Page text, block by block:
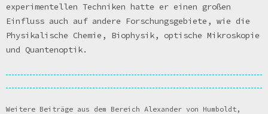
experimentellen Techniken hatte er einen großen
Einfluss auch auf andere Forschungsgebiete, wie die
Physikalische Chemie, Biophysik, optische Mikroskopie
und Quantenoptik.
Weitere Beiträge aus dem Bereich Alexander von Humboldt,